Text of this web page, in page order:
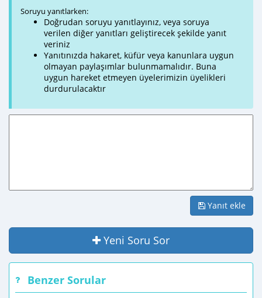
Soruyu yanıtlarken:
Doğrudan soruyu yanıtlayınız, veya soruya
verilen diğer yanıtları geliştirecek şekilde yanıt
veriniz
Yanıtınızda hakaret, küfür veya kanunlara uygun
olmayan paylaşımlar bulunmamalıdır. Buna
uygun hareket etmeyen üyelerimizin üyelikleri
durdurulacaktır
Yanıt ekle
Yeni Soru Sor
Benzer Sorular